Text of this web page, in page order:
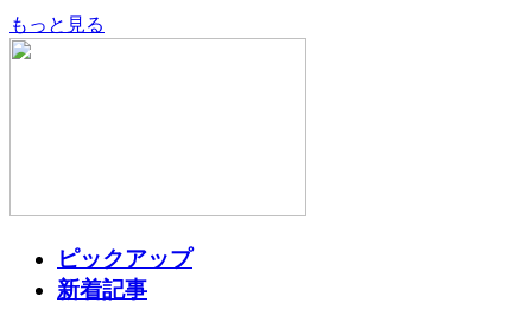
もっと見る
ピックアップ
新着記事